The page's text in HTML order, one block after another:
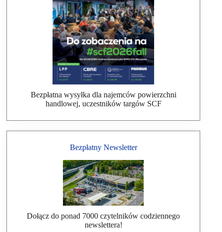
Bezpłatna wysyłka dla najemców powierzchni
handlowej, uczestników targów SCF
Bezpłatny Newsletter
Dołącz do ponad 7000 czytelników codziennego
newslettera!